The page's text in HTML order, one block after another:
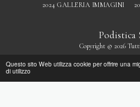
Questo sito Web utilizza cookie per offrire una
di utilizzo
Podistica
Copyright © 2026
2024 GALLERIA IMMAGINI